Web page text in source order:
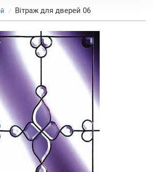
Вітраж для дверей 06